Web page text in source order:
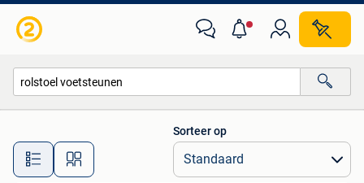
Alle afstanden…
Sorteer op